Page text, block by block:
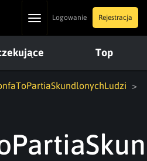
ToggleLogowanie Rejestracja
Top